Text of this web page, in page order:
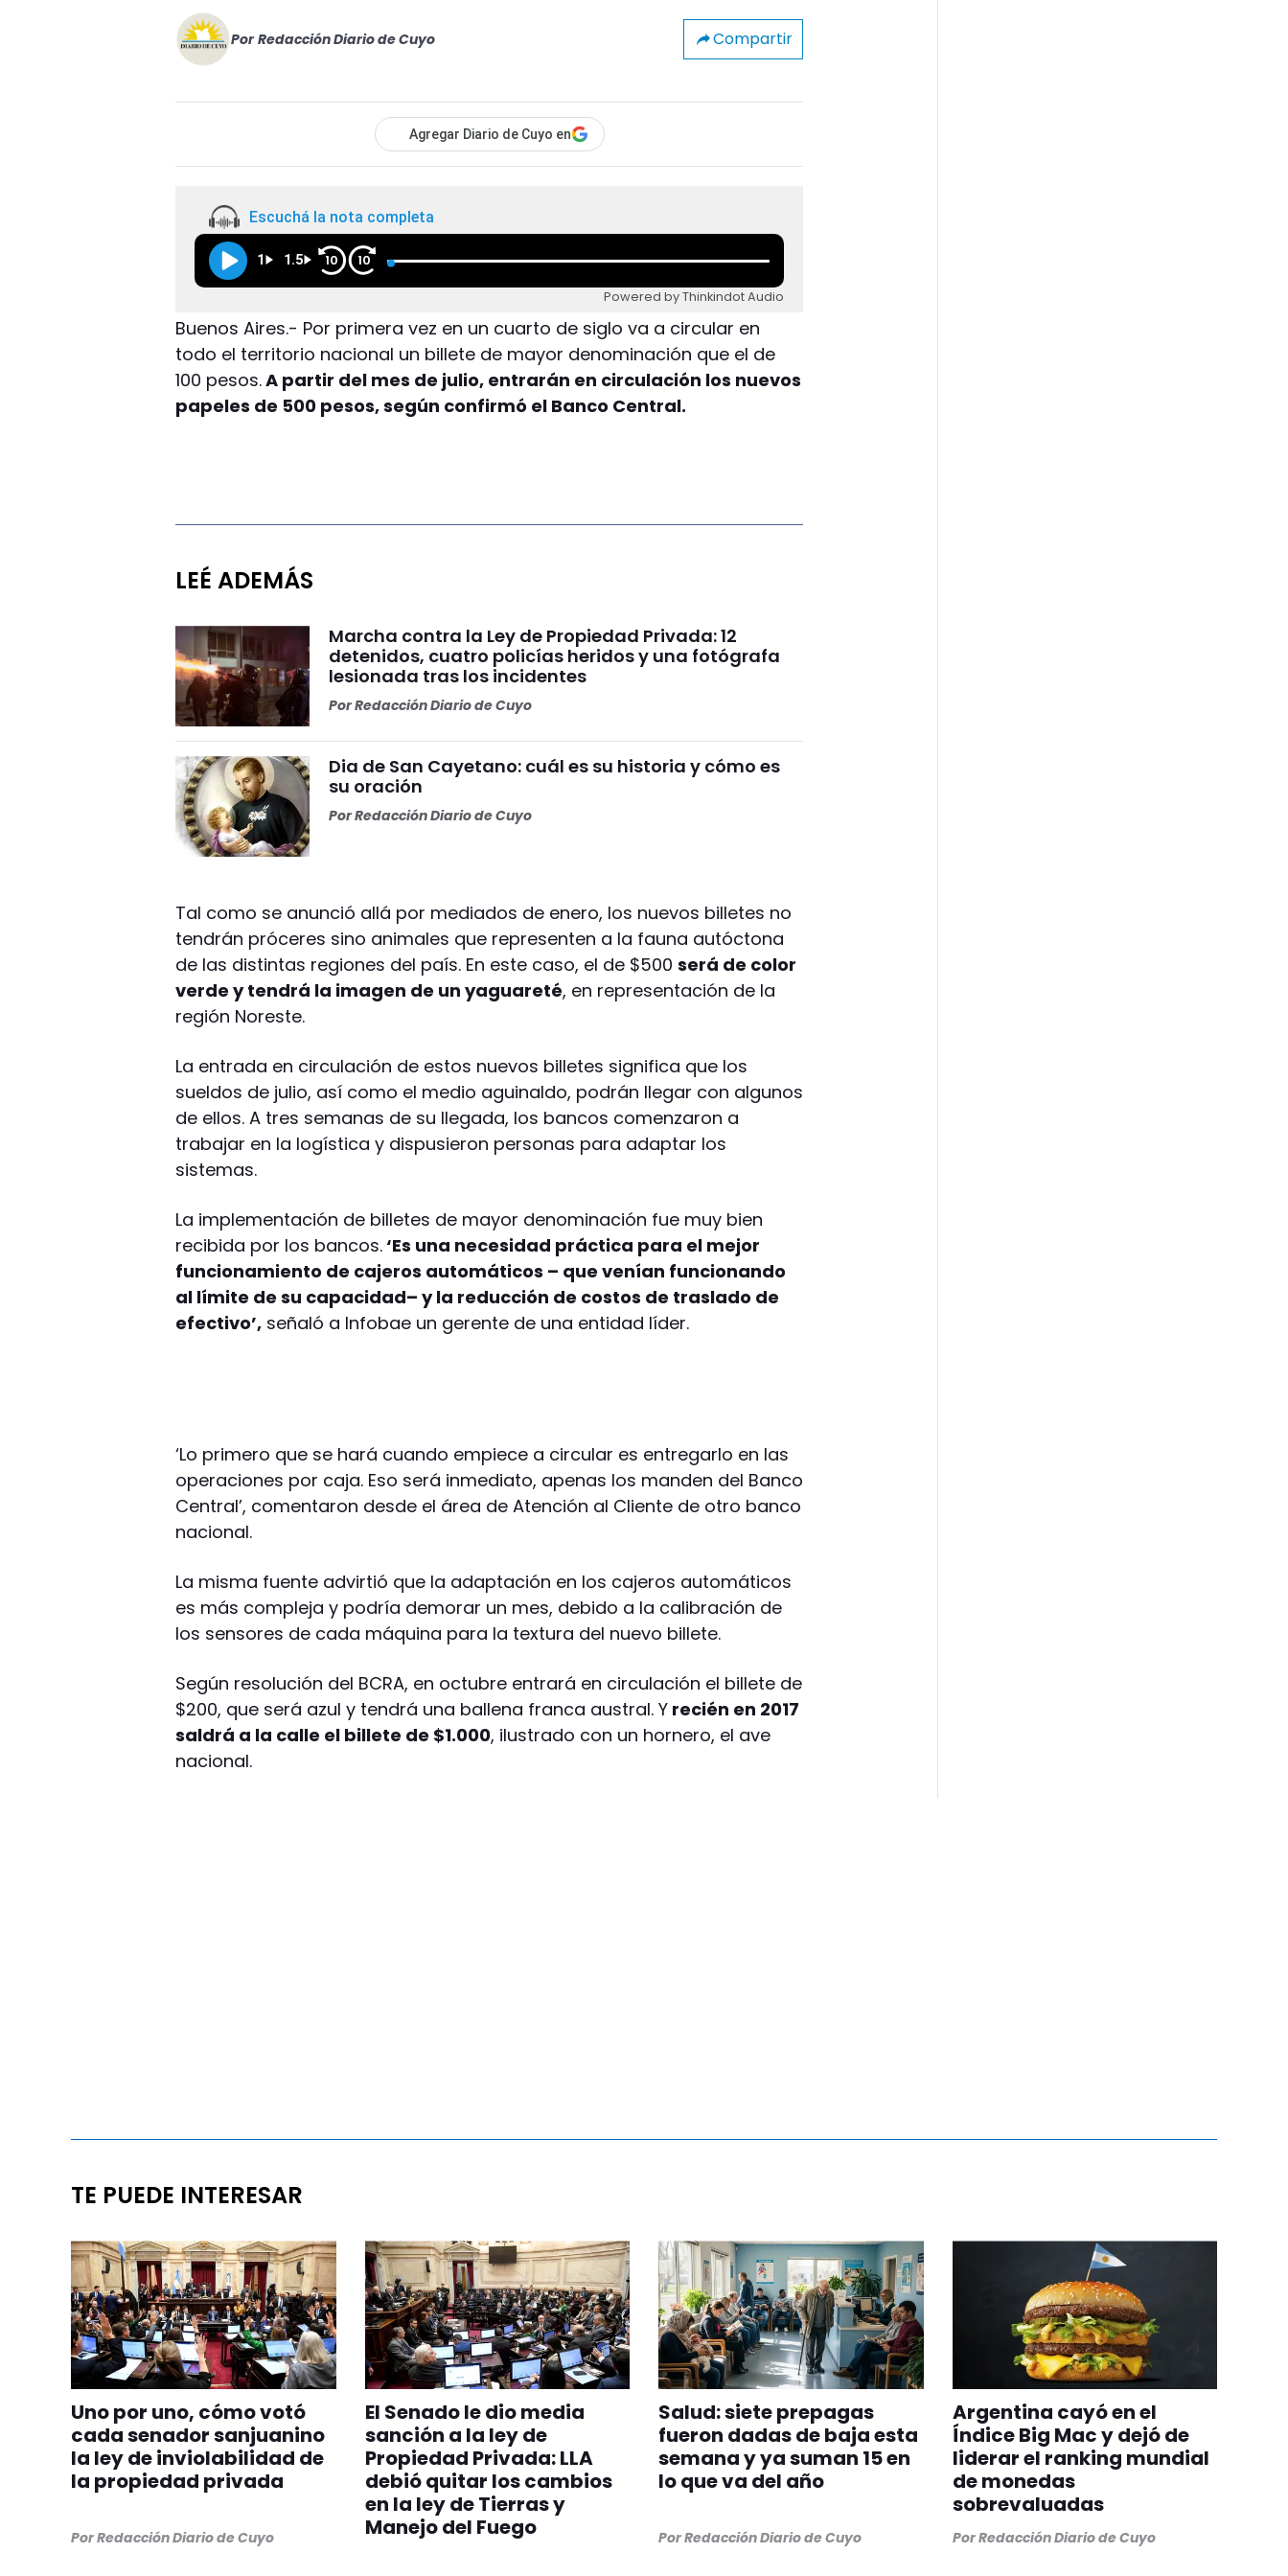
Por Redacción Diario de Cuyo Compartir
Agregar Diario de Cuyo en
Escuchá la nota completa
1 1.5 10 10
Powered by Thinkindot Audio
Buenos Aires.- Por primera vez en un cuarto de siglo va a circular en
todo el territorio nacional un billete de mayor denominación que el de
100 pesos.A partir del mes de julio, entrarán en circulación los nuevos
papeles de 500 pesos, según confirmó el Banco Central.
LEÉ ADEMÁS
Marcha contra la Ley de Propiedad Privada: 12
detenidos, cuatro policías heridos y una fotógrafa
lesionada tras los incidentes
PorRedacción Diario de Cuyo
Dia de San Cayetano: cuál es su historia y cómo es
su oración
PorRedacción Diario de Cuyo
Tal como se anunció allá por mediados de enero, los nuevos billetes no
tendrán próceres sino animales que representen a la fauna autóctona
de las distintas regiones del país. En este caso, el de $500será de color
verde y tendrá la imagen de un yaguareté, en representación de la
región Noreste.
La entrada en circulación de estos nuevos billetes significa que los
sueldos de julio, así como el medio aguinaldo, podrán llegar con algunos
de ellos. A tres semanas de su llegada, los bancos comenzaron a
trabajar en la logística y dispusieron personas para adaptar los
sistemas.
La implementación de billetes de mayor denominación fue muy bien
recibida por los bancos.‘Es una necesidad práctica para el mejor
funcionamiento de cajeros automáticos – que venían funcionando
al límite de su capacidad– y la reducción de costos de traslado de
efectivo’, señaló a Infobae un gerente de una entidad líder.
‘Lo primero que se hará cuando empiece a circular es entregarlo en las
operaciones por caja. Eso será inmediato, apenas los manden del Banco
Central’, comentaron desde el área de Atención al Cliente de otro banco
nacional.
La misma fuente advirtió que la adaptación en los cajeros automáticos
es más compleja y podría demorar un mes, debido a la calibración de
los sensores de cada máquina para la textura del nuevo billete.
Según resolución del BCRA, en octubre entrará en circulación el billete de
$200, que será azul y tendrá una ballena franca austral. Y recién en 2017
saldrá a la calle el billete de $1.000, ilustrado con un hornero, el ave
nacional.
TE PUEDE INTERESAR
Uno por uno, cómo votó
cada senador sanjuanino
la ley de inviolabilidad de
la propiedad privada
PorRedacción Diario de Cuyo
El Senado le dio media
sanción a la ley de
Propiedad Privada: LLA
debió quitar los cambios
en la ley de Tierras y
Manejo del Fuego
Salud: siete prepagas
fueron dadas de baja esta
semana y ya suman 15 en
lo que va del año
PorRedacción Diario de Cuyo
Argentina cayó en el
Índice Big Mac y dejó de
liderar el ranking mundial
de monedas
sobrevaluadas
PorRedacción Diario de Cuyo